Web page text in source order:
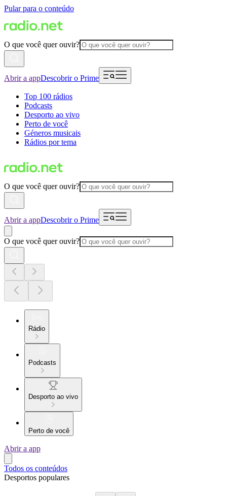
Pular para o conteúdo
O que você quer ouvir?
Abrir a appDescobrir o Prime
Top 100 rádios
Podcasts
Desporto ao vivo
Perto de você
Géneros musicais
Rádios por tema
O que você quer ouvir?
Abrir a appDescobrir o Prime
O que você quer ouvir?
Rádio
Podcasts
Desporto ao vivo
Perto de você
Abrir a app
Todos os conteúdos
Desportos populares